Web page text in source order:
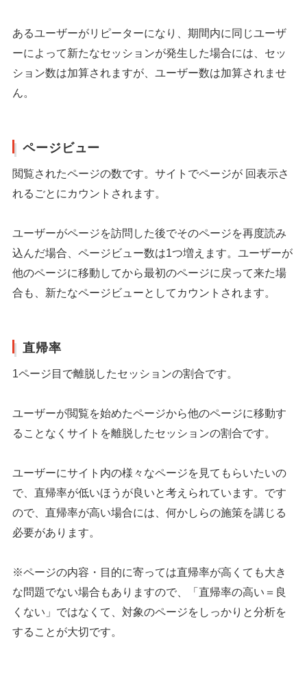
あるユーザーがリピーターになり、期間内に同じユーザ
ーによって新たなセッションが発生した場合には、セッ
ション数は加算されますが、ユーザー数は加算されませ
ん。
ページビュー
閲覧されたページの数です。サイトでページが 回表示さ
れるごとにカウントされます。
ユーザーがページを訪問した後でそのページを再度読み
込んだ場合、ページビュー数は1つ増えます。ユーザーが
他のページに移動してから最初のページに戻って来た場
合も、新たなページビューとしてカウントされます。
直帰率
1ページ目で離脱したセッションの割合です。
ユーザーが閲覧を始めたページから他のページに移動す
ることなくサイトを離脱したセッションの割合です。
ユーザーにサイト内の様々なページを見てもらいたいの
で、直帰率が低いほうが良いと考えられています。です
ので、直帰率が高い場合には、何かしらの施策を講じる
必要があります。
※ページの内容・目的に寄っては直帰率が高くても大き
な問題でない場合もありますので、「直帰率の高い＝良
くない」ではなくて、対象のページをしっかりと分析を
することが大切です。